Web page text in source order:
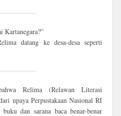
Kartanegara?”
datang ke desa-desa seperti
Relima (Relawan Literasi
upaya Perpustakaan Nasional RI
dan sarana baca benar-benar